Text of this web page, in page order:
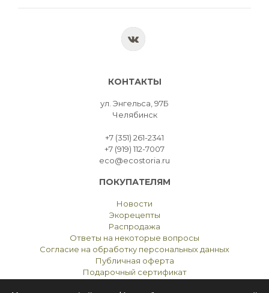
КОНТАКТЫ
ул. Энгельса, 97Б
Челябинск
+7 (351) 261-2341
+7 (919) 112-7007
eco@ecostoria.ru
ПОКУПАТЕЛЯМ
Новости
Экорецепты
Распродажа
Ответы на некоторые вопросы
Согласие на обработку персональных данных
Публичная оферта
Подарочный сертификат